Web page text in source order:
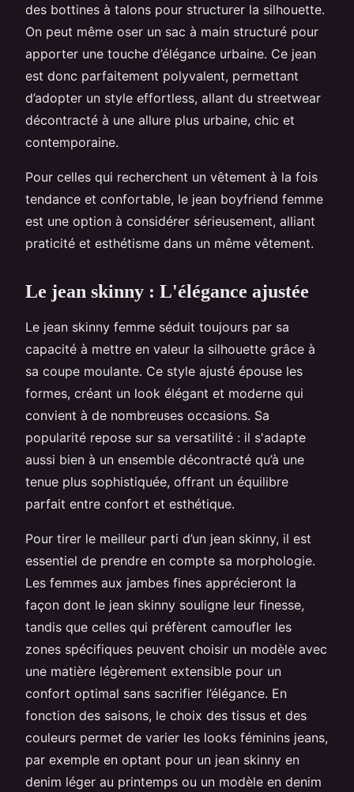
des bottines à talons pour structurer la silhouette.
On peut même oser un sac à main structuré pour
apporter une touche d’élégance urbaine. Ce jean
est donc parfaitement polyvalent, permettant
d’adopter un style effortless, allant du streetwear
décontracté à une allure plus urbaine, chic et
contemporaine.
Pour celles qui recherchent un vêtement à la fois
tendance et confortable, le jean boyfriend femme
est une option à considérer sérieusement, alliant
praticité et esthétisme dans un même vêtement.
Le jean skinny : L'élégance ajustée
Le jean skinny femme séduit toujours par sa
capacité à mettre en valeur la silhouette grâce à
sa coupe moulante. Ce style ajusté épouse les
formes, créant un look élégant et moderne qui
convient à de nombreuses occasions. Sa
popularité repose sur sa versatilité : il s'adapte
aussi bien à un ensemble décontracté qu’à une
tenue plus sophistiquée, offrant un équilibre
parfait entre confort et esthétique.
Pour tirer le meilleur parti d’un jean skinny, il est
essentiel de prendre en compte sa morphologie.
Les femmes aux jambes fines apprécieront la
façon dont le jean skinny souligne leur finesse,
tandis que celles qui préfèrent camoufler les
zones spécifiques peuvent choisir un modèle avec
une matière légèrement extensible pour un
confort optimal sans sacrifier l’élégance. En
fonction des saisons, le choix des tissus et des
couleurs permet de varier les looks féminins jeans,
par exemple en optant pour un jean skinny en
denim léger au printemps ou un modèle en denim